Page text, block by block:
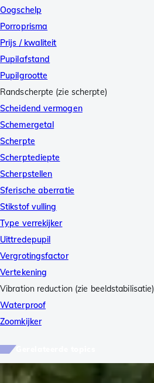
Oogschelp
Porroprisma
Prijs / kwaliteit
Pupilafstand
Pupilgrootte
Randscherpte (zie scherpte)
Scheidend vermogen
Schemergetal
Scherpte
Scherptediepte
Scherpstellen
Sferische aberratie
Stikstof vulling
Type verrekijker
Uittredepupil
Vergrotingsfactor
Vertekening
Vibration reduction (zie beeldstabilisatie)
Waterproof
Zoomkijker